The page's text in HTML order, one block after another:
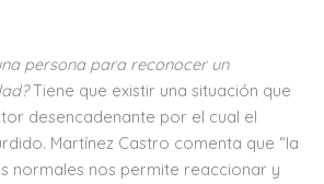
persona para reconocer un
Tiene que existir una situación que
desencadenante por el cual el
Martínez Castro comenta que “la
normales nos permite reaccionar y